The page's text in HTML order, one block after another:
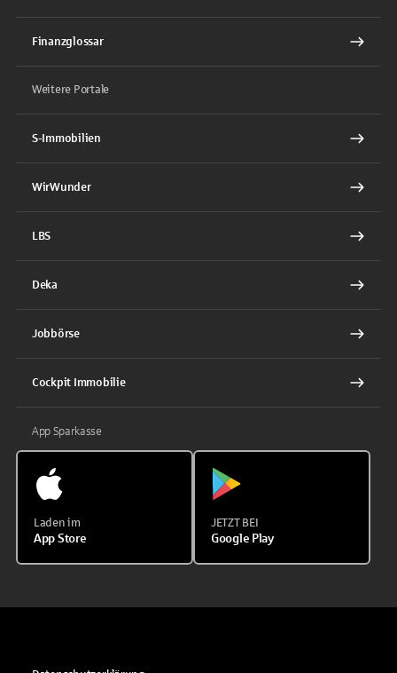
Finanzglossar
Weitere Portale
S-Immobilien
WirWunder
LBS
Deka
Jobbörse
Cockpit Immobilie
App Sparkasse
Laden im
App Store
JETZT BEI
Google Play